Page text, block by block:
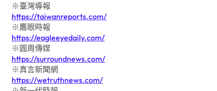
※臺灣導報
https://taiwanreports.com/
※鷹眼時報
https://eagleeyedaily.com/
※圓周傳媒
https://surroundnews.com/
※真言新聞網
https://wetruthnews.com/